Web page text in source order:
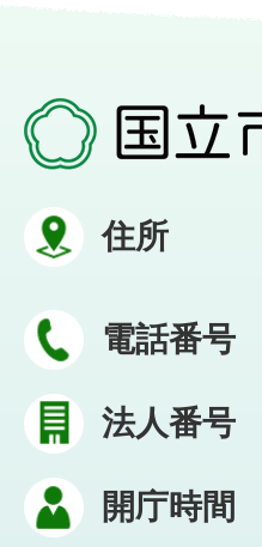
住所
電話番号
法人番号
開庁時間